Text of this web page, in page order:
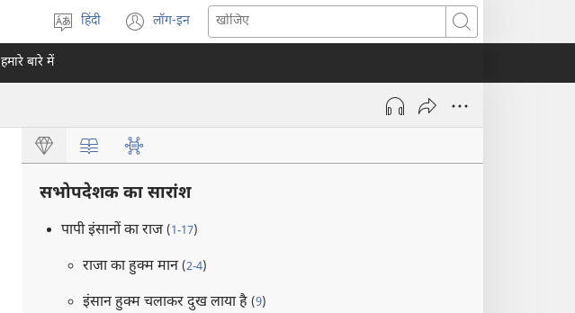
भाषा
चुनें
हिंदी लॉग-इन
(opens
new
खोजिए
हमारे बारे में
सभोपदेशक का सारांश
पापी इंसानों का राज (1-17)
राजा का हुक्म मान (2-4)
इंसान हुक्म चलाकर दुख लाया है (9)